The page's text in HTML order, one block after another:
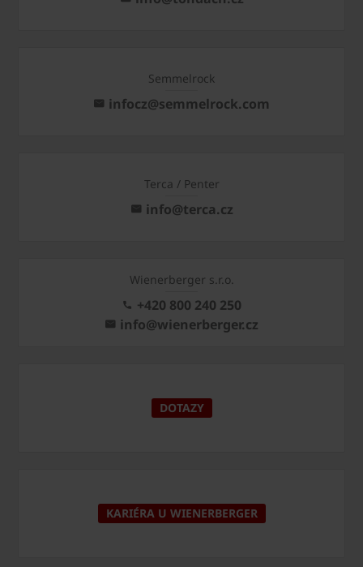
Semmelrock
infocz@semmelrock.com
Terca / Penter
info@terca.cz
Wienerberger s.r.o.
+420 800 240 250
info@wienerberger.cz
DOTAZY
KARIÉRA U WIENERBERGER